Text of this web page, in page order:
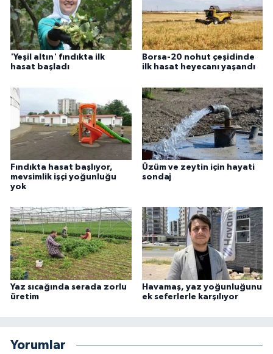
'Yeşil altın' fındıkta ilk
hasat başladı
Borsa-20 nohut çeşidinde
ilk hasat heyecanı yaşandı
Fındıkta hasat başlıyor,
mevsimlik işçi yoğunluğu
yok
Üzüm ve zeytin için hayati
sondaj
Yaz sıcağında serada zorlu
üretim
Havamaş, yaz yoğunluğunu
ek seferlerle karşılıyor
Yorumlar